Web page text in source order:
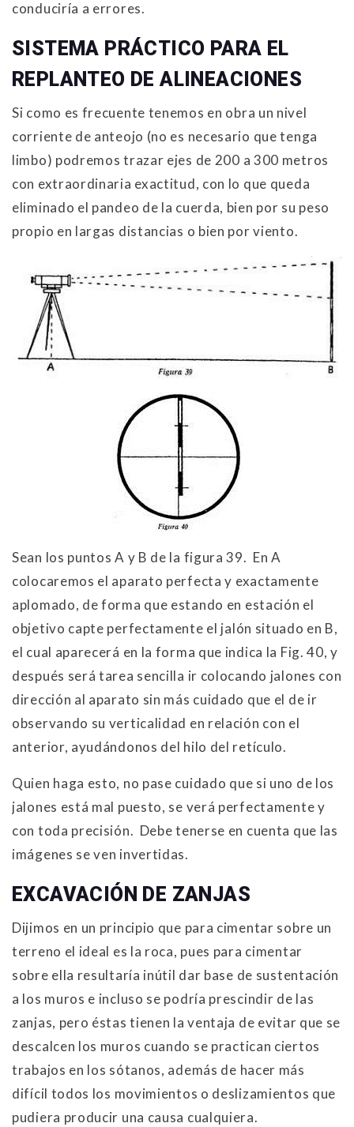
conduciría a errores.
SISTEMA PRÁCTICO PARA EL
REPLANTEO DE ALINEACIONES
Si como es frecuente tenemos en obra un nivel
corriente de anteojo (no es necesario que tenga
limbo) podremos trazar ejes de 200 a 300 metros
con extraordinaria exactitud, con lo que queda
eliminado el pandeo de la cuerda, bien por su peso
propio en largas distancias o bien por viento.
Sean los puntos A y B de la figura 39. En A
colocaremos el aparato perfecta y exactamente
aplomado, de forma que estando en estación el
objetivo capte perfectamente el jalón situado en B,
el cual aparecerá en la forma que indica la Fig. 40, y
después será tarea sencilla ir colocando jalones con
dirección al aparato sin más cuidado que el de ir
observando su verticalidad en relación con el
anterior, ayudándonos del hilo del retículo.
Quien haga esto, no pase cuidado que si uno de los
jalones está mal puesto, se verá perfectamente y
con toda precisión. Debe tenerse en cuenta que las
imágenes se ven invertidas.
EXCAVACIÓN DE ZANJAS
Dijimos en un principio que para cimentar sobre un
terreno el ideal es la roca, pues para cimentar
sobre ella resultaría inútil dar base de sustentación
a los muros e incluso se podría prescindir de las
zanjas, pero éstas tienen la ventaja de evitar que se
descalcen los muros cuando se practican ciertos
trabajos en los sótanos, además de hacer más
difícil todos los movimientos o deslizamientos que
pudiera producir una causa cualquiera.